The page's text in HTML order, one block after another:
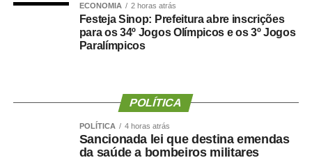
Para atendimento das medidas urgentes de Saúde
telefone (65) 99202-6105. O plantão se inicia a partir das
19h desta sexta-feira até o início do expediente seguinte,
na segunda-feira (12h).
Para facilitar o acesso, o plantão pode ser conferido
ECONOMIA 2 horas atrás
Festeja Sinop: Prefeitura abre inscrições
para os 34º Jogos Olímpicos e os 3º Jogos
Paralímpicos
POLÍTICA
POLÍTICA 4 horas atrás
Sancionada lei que destina emendas
da saúde a bombeiros militares